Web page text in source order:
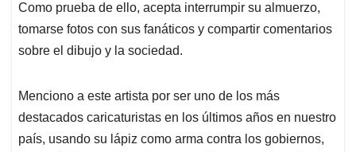
Como prueba de ello, acepta interrumpir su almuerzo,
tomarse fotos con sus fanáticos y compartir comentarios
sobre el dibujo y la sociedad.
Menciono a este artista por ser uno de los más
destacados caricaturistas en los últimos años en nuestro
país, usando su lápiz como arma contra los gobiernos,